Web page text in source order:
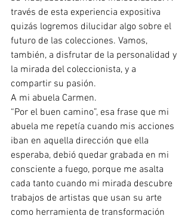
través de esta experiencia expositiva
quizás logremos dilucidar algo sobre el
futuro de las colecciones. Vamos,
también, a disfrutar de la personalidad y
la mirada del coleccionista, y a
compartir su pasión.
A mi abuela Carmen.
“Por el buen camino”, esa frase que mi
abuela me repetía cuando mis acciones
iban en aquella dirección que ella
esperaba, debió quedar grabada en mi
consciente a fuego, porque me asalta
cada tanto cuando mi mirada descubre
trabajos de artistas que usan su arte
como herramienta de transformación